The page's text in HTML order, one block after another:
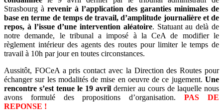
Strasbourg à revenir à l’application des garanties minimales de
base en terme de temps de travail, d’amplitude journalière et de
repos, à l’issue d’une intervention aléatoire. Statuant au delà de
notre demande, le tribunal a imposé à la CeA de modifier le
règlement intérieur des agents des routes pour limiter le temps de
travail à 10h par jour en toutes circonstances.
Aussitôt, FOCeA a pris contact avec la Direction des Routes pour
échanger sur les modalités de mise en oeuvre de ce jugement. Une
rencontre s’est tenue le 19 avril dernier au cours de laquelle nous
avons formulé des propositions d’organisation.PAS DE
REPONSE !